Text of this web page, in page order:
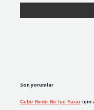
Son yorumlar
Cebir Nedir Ne Işe Yarariçin